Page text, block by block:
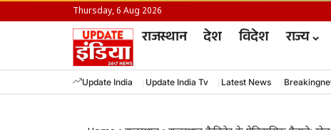
Thursday, 6 Aug 2026
राजस्थान देश विदेश राज्य
Update India Update India Tv Latest News